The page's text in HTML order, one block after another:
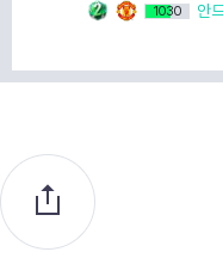
1030 안